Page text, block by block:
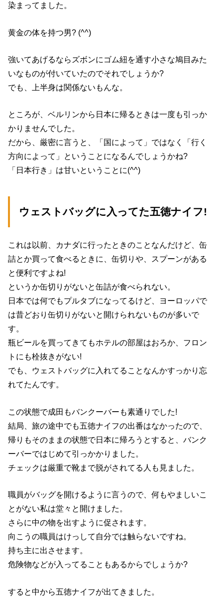
染まってました。
黄金の体を持つ男? (^^)
強いてあげるならズボンにゴム紐を通す小さな鳩目みた
いなものが付いていたのでそれでしょうか?
でも、上半身は関係ないもんな。
ところが、ベルリンから日本に帰るときは一度も引っか
かりませんでした。
だから、厳密に言うと、「国によって」ではなく「行く
方向によって」ということになるんでしょうかね?
「日本行き」は甘いということに(^^)
ウェストバッグに入ってた五徳ナイフ!
これは以前、カナダに行ったときのことなんだけど、缶
詰とか買って食べるときに、缶切りや、スプーンがある
と便利ですよね!
というか缶切りがないと缶詰が食べられない。
日本では何でもプルタブになってるけど、ヨーロッパで
は昔どおり缶切りがないと開けられないものが多いで
す。
瓶ビールを買ってきてもホテルの部屋はおろか、フロン
トにも栓抜きがない!
でも、ウェストバッグに入れてることなんかすっかり忘
れてたんです。
この状態で成田もバンクーバーも素通りでした!
結局、旅の途中でも五徳ナイフの出番はなかったので、
帰りもそのままの状態で日本に帰ろうとすると、バンク
ーバーではじめて引っかかりました。
チェックは厳重で靴まで脱がされてる人も見ました。
職員がバッグを開けるように言うので、何もやましいこ
とがない私は堂々と開けました。
さらに中の物を出すように促されます。
向こうの職員はけっして自分では触らないですね。
持ち主に出させます。
危険物などが入ってることもあるからでしょうか?
すると中から五徳ナイフが出てきました。